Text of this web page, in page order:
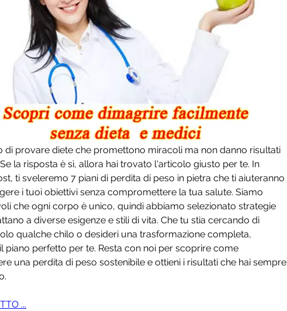
di provare diete che promettono miracoli ma non danno risultati
la risposta è sì, allora hai trovato l'articolo giusto per te. In
ti sveleremo 7 piani di perdita di peso in pietra che ti aiuteranno
i tuoi obiettivi senza compromettere la tua salute. Siamo
che ogni corpo è unico, quindi abbiamo selezionato strategie
a diverse esigenze e stili di vita. Che tu stia cercando di
qualche chilo o desideri una trasformazione completa,
piano perfetto per te. Resta con noi per scoprire come
una perdita di peso sostenibile e ottieni i risultati che hai sempre
...